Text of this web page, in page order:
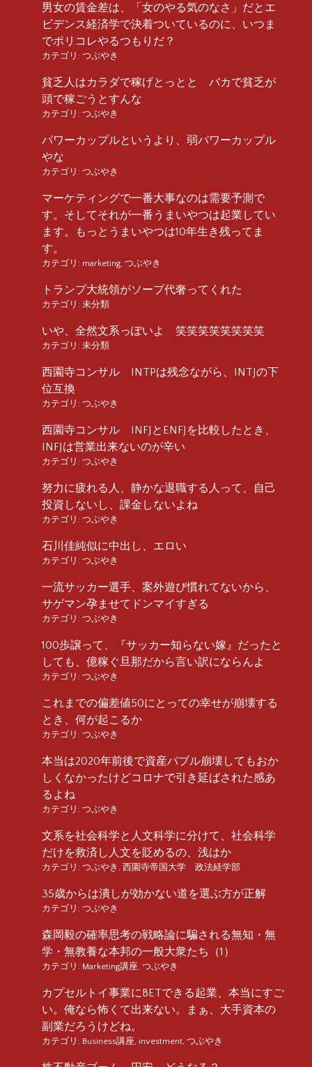
男女の賃金差は、「女のやる気のなさ」だとエ
ビデンス経済学で決着ついているのに、いつま
でポリコレやるつもりだ？
カテゴリ: つぶやき
貧乏人はカラダで稼げとっとと バカで貧乏が
頭で稼ごうとすんな
カテゴリ: つぶやき
パワーカップルというより、弱パワーカップル
やな
カテゴリ: つぶやき
マーケティングで一番大事なのは需要予測で
す。そしてそれが一番うまいやつは起業してい
ます。もっとうまいやつは10年生き残ってま
す。
カテゴリ: marketing つぶやき
トランプ大統領がソープ代奢ってくれた
カテゴリ: 未分類
いや、全然文系っぽいよ 笑笑笑笑笑笑笑笑
カテゴリ: 未分類
西園寺コンサル INTPは残念ながら、INTJの下
位互換
カテゴリ: つぶやき
西園寺コンサル INFJとENFJを比較したとき、
INFJは営業出来ないのが辛い
カテゴリ: つぶやき
努力に疲れる人、静かな退職する人って、自己
投資しないし、課金しないよね
カテゴリ: つぶやき
石川佳純似に中出し、エロい
カテゴリ: つぶやき
一流サッカー選手、案外遊び慣れてないから、
サゲマン孕ませてドンマイすぎる
カテゴリ: つぶやき
100歩譲って、『サッカー知らない嫁』だったと
しても、億稼ぐ旦那だから言い訳にならんよ
カテゴリ: つぶやき
これまでの偏差値50にとっての幸せが崩壊する
とき、何が起こるか
カテゴリ: つぶやき
本当は2020年前後で資産バブル崩壊してもおか
しくなかったけどコロナで引き延ばされた感あ
るよね
カテゴリ: つぶやき
文系を社会科学と人文科学に分けて、社会科学
だけを救済し人文を貶めるの、浅はか
カテゴリ: つぶやき 西園寺帝国大学 政法経学部
35歳からは潰しが効かない道を選ぶ方が正解
カテゴリ: つぶやき
森岡毅の確率思考の戦略論に騙される無知・無
学・無教養な本邦の一般大衆たち（1）
カテゴリ: Marketing講座 つぶやき
カプセルトイ事業にBETできる起業、本当にすご
い。俺なら怖くて出来ない。まぁ、大手資本の
副業だろうけどね。
カテゴリ: Business講座 investment つぶやき